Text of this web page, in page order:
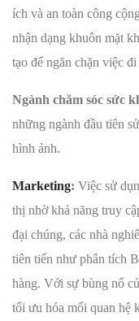
ích và an toàn công
nhận dạng khuôn mặt
tạo để ngăn chặn việc đi
Ngành chăm sóc sức
những ngành đầu tiên
hình ảnh.
Marketing: Việc sử
thị nhờ khả năng truy
đại chúng, các nhà
tiên tiến như phân tích
hàng. Với sự bùng nổ
tối ưu hóa mối quan hệ